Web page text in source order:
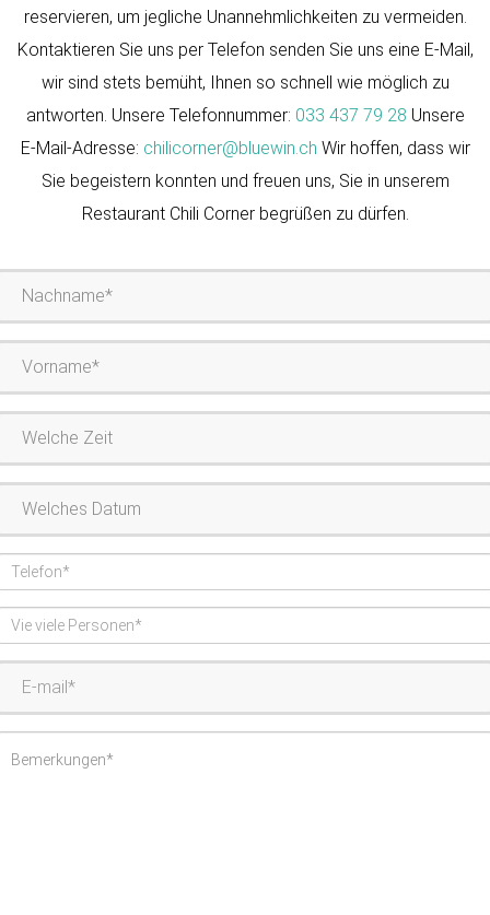
BILDERN
KONTAKT
reservieren, um jegliche Unannehmlichkeiten zu vermeiden.
Kontaktieren Sie uns per Telefon senden Sie uns eine E-Mail,
wir sind stets bemüht, Ihnen so schnell wie möglich zu
antworten. Unsere Telefonnummer: 033 437 79 28 Unsere
E-Mail-Adresse: chilicorner@bluewin.ch Wir hoffen, dass wir
Sie begeistern konnten und freuen uns, Sie in unserem
Restaurant Chili Corner begrüßen zu dürfen.